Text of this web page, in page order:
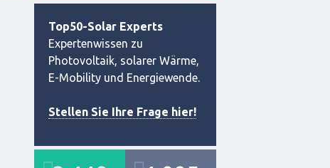
Top50-Solar Experts
Expertenwissen zu
Photovoltaik, solarer Wärme,
E-Mobility und Energiewende.
Stellen Sie Ihre Frage hier!